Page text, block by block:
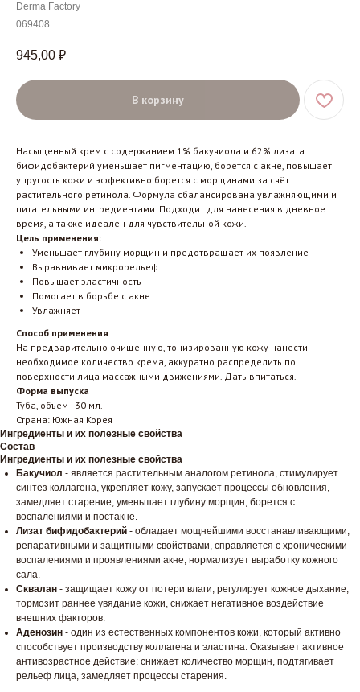
Derma Factory
069408
945,00 ₽
В корзину
Насыщенный крем с содержанием 1% бакучиола и 62% лизата
бифидобактерий уменьшает пигментацию, борется с акне, повышает
упругость кожи и эффективно борется с морщинами за счёт
растительного ретинола. Формула сбалансирована увлажняющими и
питательными ингредиентами. Подходит для нанесения в дневное
время, а также идеален для чувствительной кожи.
Цель применения:
Уменьшает глубину морщин и предотвращает их появление
Выравнивает микрорельеф
Повышает эластичность
Помогает в борьбе с акне
Увлажняет
Способ применения
На предварительно очищенную, тонизированную кожу нанести
необходимое количество крема, аккуратно распределить по
поверхности лица массажными движениями. Дать впитаться.
Форма выпуска
Туба, объем - 30 мл.
Страна: Южная Корея
Ингредиенты и их полезные свойства
Состав
Ингредиенты и их полезные свойства
Бакучиол - является растительным аналогом ретинола, стимулирует
синтез коллагена, укрепляет кожу, запускает процессы обновления,
замедляет старение, уменьшает глубину морщин, борется с
воспалениями и постакне.
Лизат бифидобактерий - обладает мощнейшими восстанавливающими,
репаративными и защитными свойствами, справляется с хроническими
воспалениями и проявлениями акне, нормализует выработку кожного
сала.
Сквалан - защищает кожу от потери влаги, регулирует кожное дыхание,
тормозит раннее увядание кожи, снижает негативное воздействие
внешних факторов.
Аденозин - один из естественных компонентов кожи, который активно
способствует производству коллагена и эластина. Оказывает активное
антивозрастное действие: снижает количество морщин, подтягивает
рельеф лица, замедляет процессы старения.